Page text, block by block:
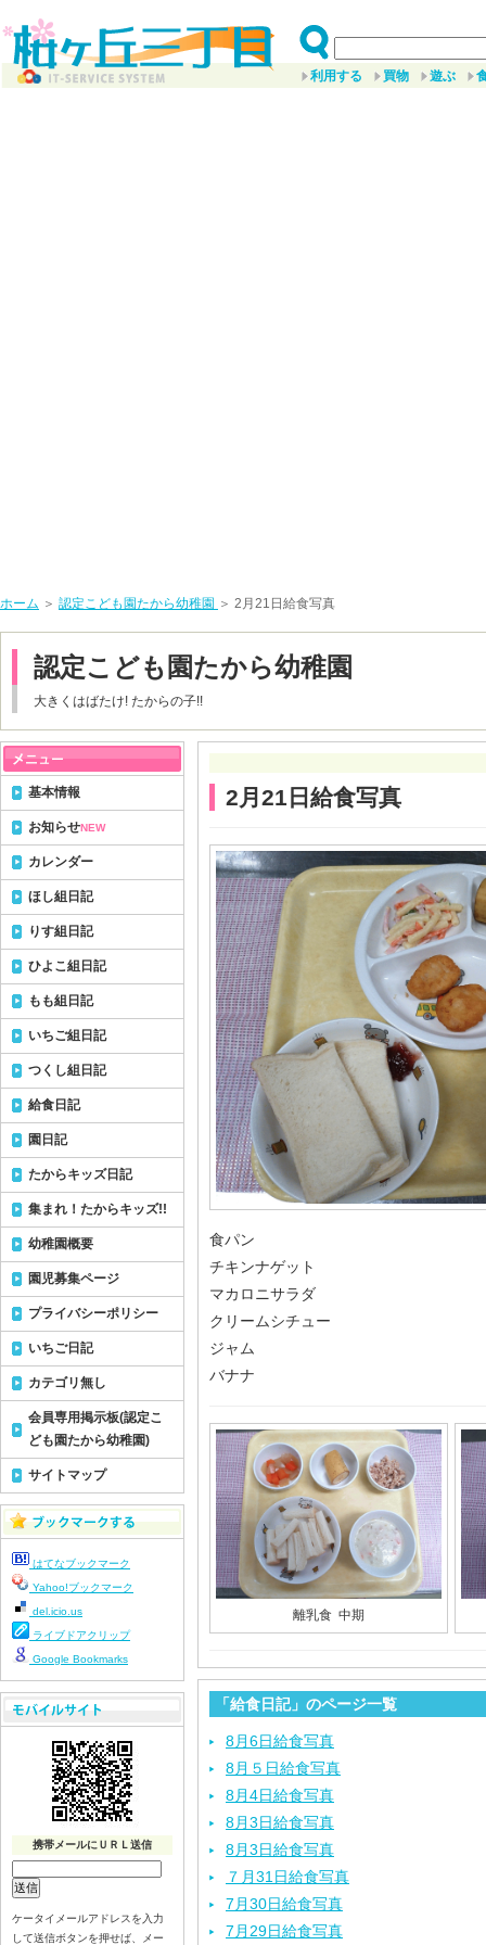
利用する 買物 遊ぶ
ホーム ＞ 認定こども園たから幼稚園 ＞ 2月21日給食写真
認定こども園たから幼稚園
大きくはばたけ! たからの子!!
2月21日給食写真
食パン
チキンナゲット
マカロニサラダ
クリームシチュー
ジャム
バナナ
離乳食 中期
「給食日記」のページ一覧
8月6日給食写真
8月５日給食写真
8月4日給食写真
8月3日給食写真
8月3日給食写真
７月31日給食写真
7月30日給食写真
7月29日給食写真
基本情報
お知らせNEW
カレンダー
ほし組日記
りす組日記
ひよこ組日記
もも組日記
いちご組日記
つくし組日記
給食日記
園日記
たからキッズ日記
集まれ！たからキッズ!!
幼稚園概要
園児募集ページ
プライバシーポリシー
いちご日記
カテゴリ無し
会員専用掲示板(認定こ
ども園たから幼稚園)
サイトマップ
はてなブックマーク
Yahoo!ブックマーク
del.icio.us
ライブドアクリップ
Google Bookmarks
携帯メールにＵＲＬ送信
ケータイメールアドレスを入力
して送信ボタンを押せば、メー